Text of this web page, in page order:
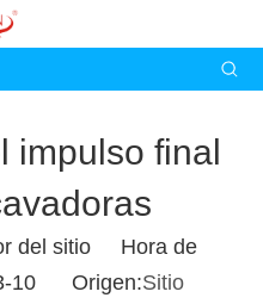
impulso final
del sitio Hora de
10 Origen:Sitio